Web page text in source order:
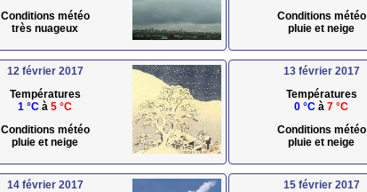
Conditions météo
très nuageux
Conditions météo
pluie et neige
12 février 2017
Températures
1 °C à 5 °C
Conditions météo
pluie et neige
13 février 2017
Températures
0 °C à 7 °C
Conditions météo
pluie et neige
14 février 2017
15 février 2017